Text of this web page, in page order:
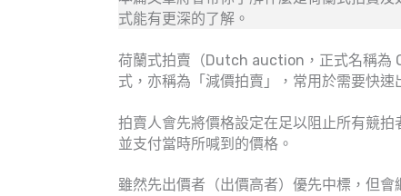
式能有更深的了解。
荷蘭式拍賣（Dutch auction，正式名稱
式，亦稱為「減價拍賣」，常用於需要快速
拍賣人會先將價格設定在足以阻止所有競
並支付當時所喊到的價格。
雖然先出價者（出價高者）優先中標，但